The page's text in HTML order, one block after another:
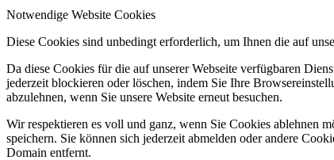
Notwendige Website Cookies
Diese Cookies sind unbedingt erforderlich, um Ihnen die auf
Da diese Cookies für die auf unserer Webseite verfügbaren
jederzeit blockieren oder löschen, indem Sie Ihre
abzulehnen, wenn Sie unsere Website erneut besuchen.
Wir respektieren es voll und ganz, wenn Sie Cookies ablehnen
speichern. Sie können sich jederzeit abmelden oder andere
Domain entfernt.